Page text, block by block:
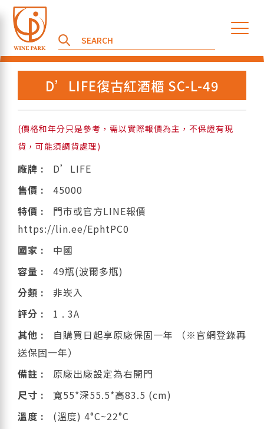
D’LIFE復古紅酒櫃 SC-L-49
(價格和年分只是參考，需以實際報價為主，不保證有現
貨，可能須調貨處理)
廠牌 :
D’LIFE
售價 :
45000
特價 :
門市或官方LINE報價
https://lin.ee/EphtPC0
國家 :
中國
容量 :
49瓶(波爾多瓶)
分類 :
非崁入
評分 :
1 . 3A
其他 :
自購買日起享原廠保固一年 （※官網登錄再
送保固一年）
備註 :
原廠出廠設定為右開門
尺寸 :
寬55*深55.5*高83.5 (cm)
溫度 :
(溫度) 4°C~22°C